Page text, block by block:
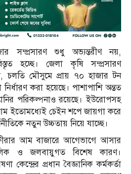
সম্প্রসারণ শুধু অভ্যন্তরীণ নয়,
হচ্ছে। জেলা কৃষি সম্প্রসারণ
চলতি মৌসুমে প্রায় ৭০ হাজার টন
করা হয়েছে। পাশাপাশি অন্তত
পরিকল্পনাও রয়েছে। ইউরোপসহ
আম ইতোমধ্যেই চেইন শপে জায়গা করে
নতুন উচ্চতায় নিয়ে যাচ্ছে।
আম বাজারে আগেভাগে আসার
ও জলবায়ুগত বিশেষ কারণ।
কেন্দ্রের প্রধান বৈজ্ঞানিক কর্মকর্তা